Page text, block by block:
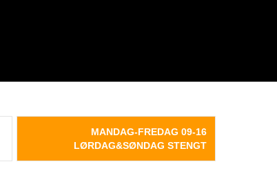
MANDAG-FREDAG 09-16
LØRDAG&SØNDAG STENGT